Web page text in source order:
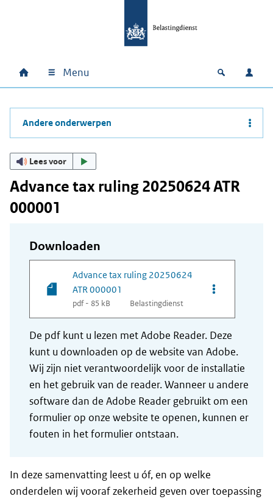
Hoofdnavigatie
Home Menu Open
Andere onderwerpen
Lees voor
Advance tax ruling 20250624 ATR
000001
Downloaden
Advance tax ruling 20250624
ATR 000001
pdf - 85 kB Belastingdienst
Opties van
De pdf kunt u lezen met Adobe Reader. Deze
kunt u downloaden op de website van Adobe.
Wij zijn niet verantwoordelijk voor de installatie
en het gebruik van de reader. Wanneer u andere
software dan de Adobe Reader gebruikt om een
formulier op onze website te openen, kunnen er
fouten in het formulier ontstaan.
In deze samenvatting leest u óf, en op welke
onderdelen wij vooraf zekerheid geven over toepassing